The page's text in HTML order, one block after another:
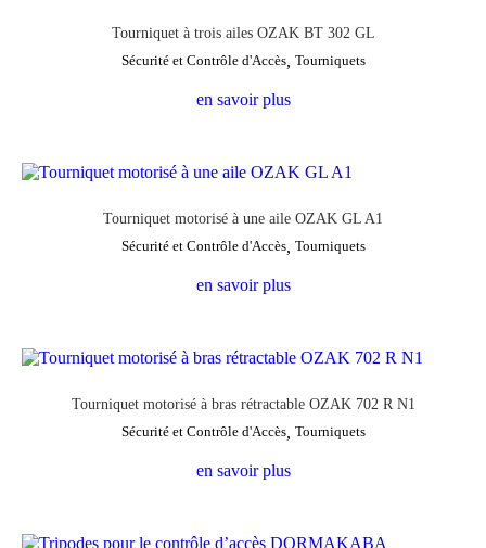
Tourniquet à trois ailes OZAK BT 302 GL
Sécurité et Contrôle d'Accès, Tourniquets
en savoir plus
Tourniquet motorisé à une aile OZAK GL A1
Sécurité et Contrôle d'Accès, Tourniquets
en savoir plus
Tourniquet motorisé à bras rétractable OZAK 702 R N1
Sécurité et Contrôle d'Accès, Tourniquets
en savoir plus